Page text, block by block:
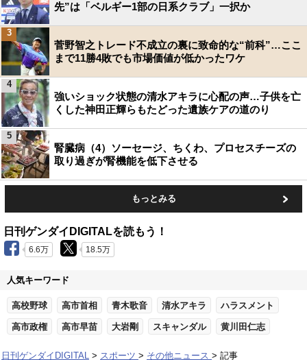
先”は「ベルギー1部の日系クラブ」一択か
菅野智之トレード不成立の裏に致命的な“前科”…ここ
まで11勝4敗でも市場価値が低かったワケ
3
強いショック状態の清水アキラに心配の声…子供を亡
くした神田正輝らもたどった遺族ケアの道のり
4
腎臓病（4）ソーセージ、ちくわ、プロセスチーズの
取り過ぎが腎機能を低下させる
5
もっとみる
日刊ゲンダイDIGITALを読もう！
6.6万 18.5万
人気キーワード
高校野球 高市首相 青木歌音 清水アキラ ハラスメント
高市政権 高市早苗 大岩剛 スキャンダル 黄川田仁志
日刊ゲンダイDIGITAL スポーツ その他ニュース 記事